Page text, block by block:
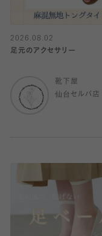
2026.08.02
足元のアクセサリー
靴下屋
仙台セルバ店